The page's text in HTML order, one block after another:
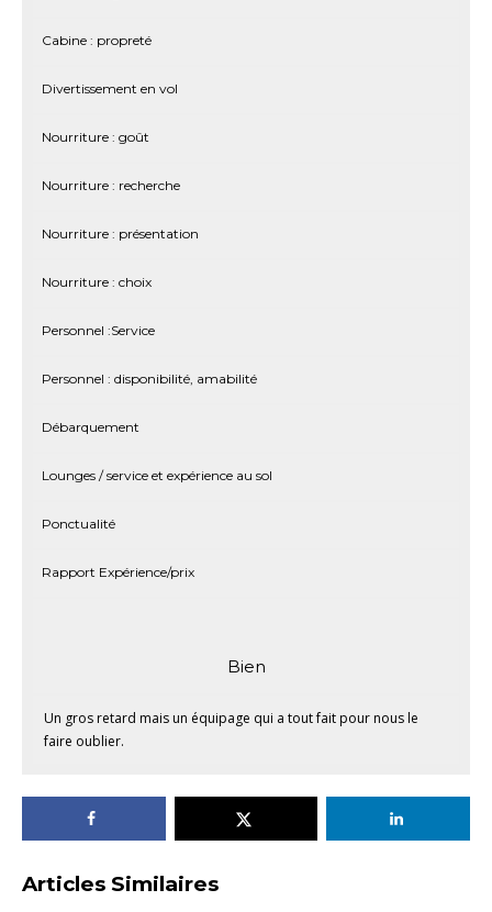
Cabine : propreté
Divertissement en vol
Nourriture : goût
Nourriture : recherche
Nourriture : présentation
Nourriture : choix
Personnel :Service
Personnel : disponibilité, amabilité
Débarquement
Lounges / service et expérience au sol
Ponctualité
Rapport Expérience/prix
Bien
Un gros retard mais un équipage qui a tout fait pour nous le
faire oublier.
Articles Similaires